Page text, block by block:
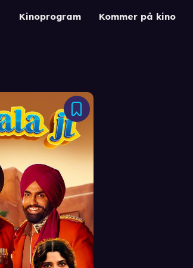
Kinoprogram Kommer på kino